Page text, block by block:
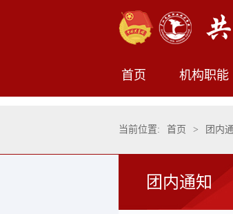
首页 机构职能
当前位置: 首页 > 团内
团内通知